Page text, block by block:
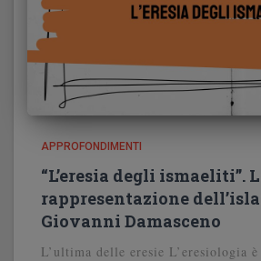
APPROFONDIMENTI
“L’eresia degli ismaeliti”.
rappresentazione
Giovanni Damasceno
L’ultima delle eresie L’eresiologia